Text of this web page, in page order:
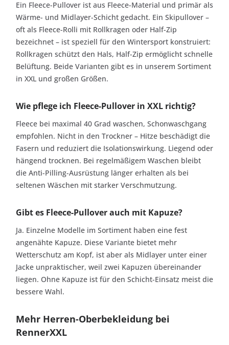
Ein Fleece-Pullover ist aus Fleece-Material und primär als
Wärme- und Midlayer-Schicht gedacht. Ein Skipullover –
oft als Fleece-Rolli mit Rollkragen oder Half-Zip
bezeichnet – ist speziell für den Wintersport konstruiert:
Rollkragen schützt den Hals, Half-Zip ermöglicht schnelle
Belüftung. Beide Varianten gibt es in unserem Sortiment
in XXL und großen Größen.
Wie pflege ich Fleece-Pullover in XXL richtig?
Fleece bei maximal 40 Grad waschen, Schonwaschgang
empfohlen. Nicht in den Trockner – Hitze beschädigt die
Fasern und reduziert die Isolationswirkung. Liegend oder
hängend trocknen. Bei regelmäßigem Waschen bleibt
die Anti-Pilling-Ausrüstung länger erhalten als bei
seltenen Wäschen mit starker Verschmutzung.
Gibt es Fleece-Pullover auch mit Kapuze?
Ja. Einzelne Modelle im Sortiment haben eine fest
angenähte Kapuze. Diese Variante bietet mehr
Wetterschutz am Kopf, ist aber als Midlayer unter einer
Jacke unpraktischer, weil zwei Kapuzen übereinander
liegen. Ohne Kapuze ist für den Schicht-Einsatz meist die
bessere Wahl.
Mehr Herren-Oberbekleidung bei
RennerXXL